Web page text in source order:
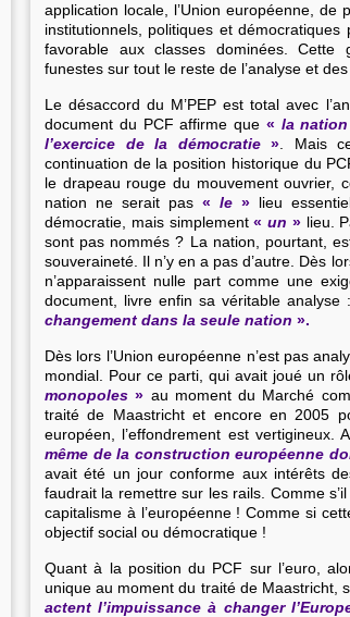
application locale, l’Union européenne,
institutionnels, politiques et
favorable aux classes dominées. Cette
funestes sur tout le reste de l’analyse et
Le désaccord du M’PEP est total avec
document du PCF affirme que « la
l’exercice de la démocratie» . Mais
continuation de la position historique du
le drapeau rouge du mouvement ouvrier,
nation ne serait pas « le » lieu
démocratie, mais simplement« un »lieu.
sont pas nommés ? La nation, pourtant,
souveraineté. Il n’y en a pas d’autre. Dès
n’apparaissent nulle part comme une
document, livre enfin sa véritable analyse :
changement dans la seule nation ».
Dès lors l’Union européenne n’est pas
mondial. Pour ce parti, qui avait joué un
monopoles » au moment du Marché
traité de Maastricht et encore en 2005
européen, l’effondrement est vertigineux.
même de la construction européenne
avait été un jour conforme aux intérêts
faudrait la remettre sur les rails. Comme
capitalisme à l’européenne ! Comme si
objectif social ou démocratique !
Quant à la position du PCF sur l’euro,
unique au moment du traité de Maastricht,
actent l’impuissance à changer